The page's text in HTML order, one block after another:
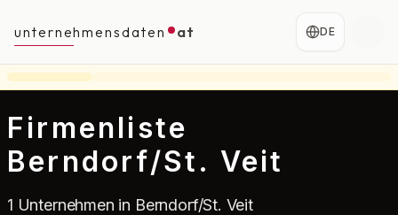
unternehmensdaten at DE
Firmenliste
Berndorf/St. Veit
1 Unternehmen in Berndorf/St. Veit